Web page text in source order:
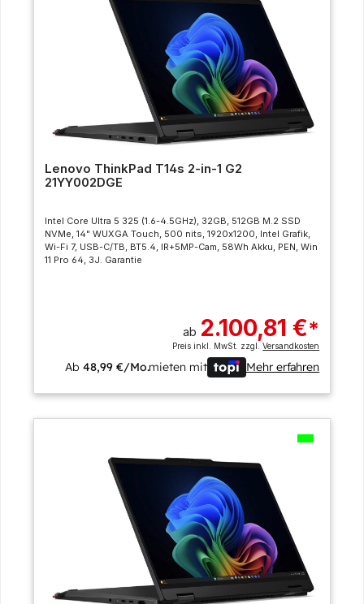
Lenovo ThinkPad T14s 2-in-1 G2
21YY002DGE
Intel Core Ultra 5 325 (1.6-4.5GHz), 32GB, 512GB M.2 SSD
NVMe, 14" WUXGA Touch, 500 nits, 1920x1200, Intel Grafik,
Wi-Fi 7, USB-C/TB, BT5.4, IR+5MP-Cam, 58Wh Akku, PEN, Win
11 Pro 64, 3J. Garantie
ab 2.100,81 €*
Preis inkl. MwSt. zzgl.Versandkosten
Ab48,99 €/Mo.mieten mit Mehr erfahren